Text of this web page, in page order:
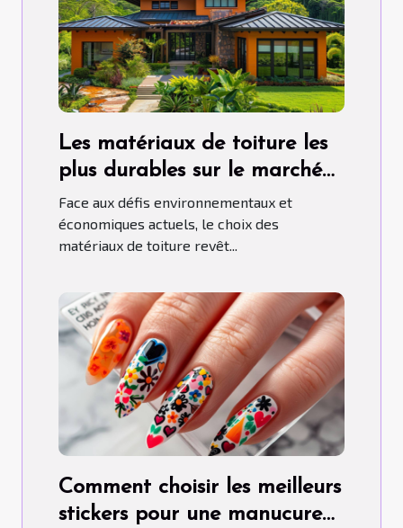
Les matériaux de toiture les
plus durables sur le marché
aujourd'hui
Face aux défis environnementaux et
économiques actuels, le choix des
matériaux de toiture revêt...
Comment choisir les meilleurs
stickers pour une manucure